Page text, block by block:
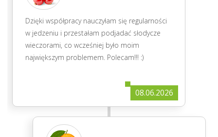
Dzięki współpracy nauczyłam się regularności
w jedzeniu i przestałam podjadać słodycze
wieczorami, co wcześniej było moim
największym problemem. Polecam!!! :)
08.06.2026